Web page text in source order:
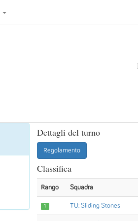
Dettagli del turno
Regolamento
Classifica
Rango Squadra
1 TU: Sliding Stones